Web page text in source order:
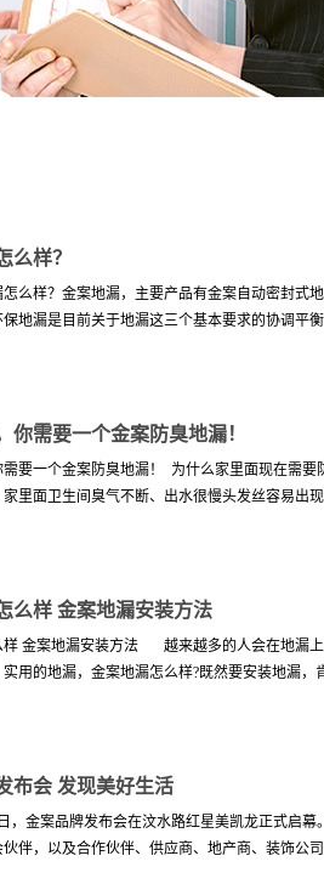
么样？
么样？金案地漏，主要产品有金案自动密封式
地漏是目前关于地漏这三个基本要求的协调平
水难、返味严重、下水堵塞、细菌滋生等功难
的:防返味、防返水、防菌虫、防堵塞四防功
自动密封式地漏是利用重力和磁吸力的双重力的
可随时拆卸替换，无任何粘住赃物部件，更有效
你需要一个金案防臭地漏！
需要一个金案防臭地漏！ 为什么家里面现在需
里面卫生间臭气不断、出水很慢头发丝容易出
漏的位置有生活阳台洗衣机地漏、卫生间沐浴
滤网设计，优雅弧度设计，实现污渍快速清理。
么样 金案地漏安装方法
样 金案地漏安装方法 越来越多的人会在地漏
用的地漏，金案地漏怎么样?既然要安装地漏，
、防臭金案自动密封式地漏利用重力+磁力的原
水迅速，依靠精确计算和结构巧妙设计在排水时
，排水畅快，国标要求为1升/秒，金案自动密封
布会 发现美好生活
，金案品牌发布会在汶水路红星美凯龙正式启
伴，以及合作伙伴、供应商、地产商、装饰公